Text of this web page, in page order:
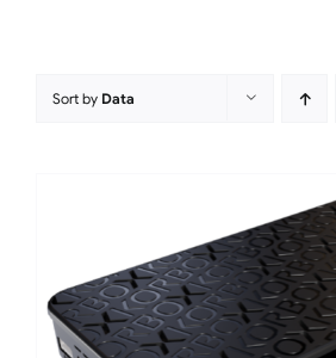
Sort by Data